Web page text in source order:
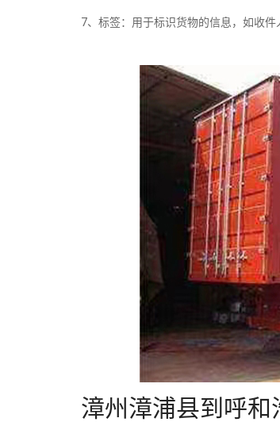
7、标签：用于标识货物的信息，如收件
漳州漳浦县到呼和